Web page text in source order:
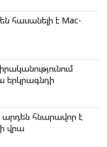
հասանելի է Mac-
երկրագնդի
արդեն հնարավոր է
վրա